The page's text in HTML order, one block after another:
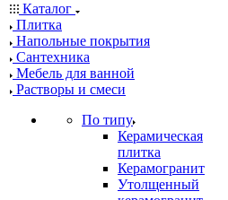
Каталог
Плитка
Напольные покрытия
Сантехника
Мебель для ванной
Растворы и смеси
По типу
Керамическая
плитка
Керамогранит
Утолщенный